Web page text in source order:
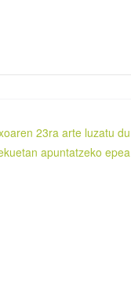
23ra arte luzatu du
apuntatzeko epea